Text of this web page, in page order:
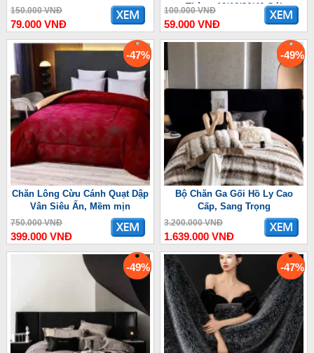
150.000 VNĐ
79.000 VNĐ
Thùng 10/16/36/46 Gói
100.000 VNĐ
59.000 VNĐ
-47%
Chăn Lông Cừu Cánh Quạt Dập
Vân Siêu Ấn, Mềm mịn
750.000 VNĐ
399.000 VNĐ
-49%
Bộ Chăn Ga Gối Hồ Ly Cao
Cấp, Sang Trọng
3.200.000 VNĐ
1.639.000 VNĐ
-49% -47%